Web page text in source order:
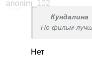
Кундалина
Но фильм
Нет